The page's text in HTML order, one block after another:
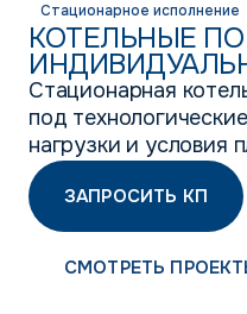
Стационарное исполнение
КОТЕЛЬНЫЕ ПО
Стационарная
под
нагрузки и условия
ЗАПРОСИТЬ КП
СМОТРЕТЬ